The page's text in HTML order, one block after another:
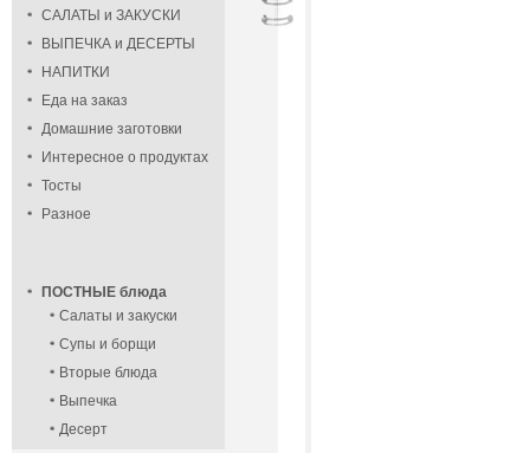
САЛАТЫ и ЗАКУСКИ
ВЫПЕЧКА и ДЕСЕРТЫ
НАПИТКИ
Еда на заказ
Домашние заготовки
Интересное о продуктах
Тосты
Разное
ПОСТНЫЕ блюда
Салаты и закуски
Супы и борщи
Вторые блюда
Выпечка
Десерт